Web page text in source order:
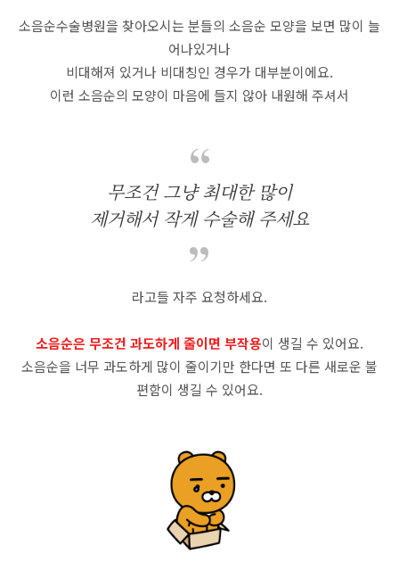
소음순수술병원을 찾아오시는 분들의 소음순 모양을 보면 많이 늘
어나있거나
비대해져 있거나 비대칭인 경우가 대부분이에요.
이런 소음순의 모양이 마음에 들지 않아 내원해 주셔서
무조건 그냥 최대한 많이
제거해서 작게 수술해 주세요
라고들 자주 요청하세요.
소음순은 무조건 과도하게 줄이면 부작용이 생길 수 있어요.
소음순을 너무 과도하게 많이 줄이기만 한다면 또 다른 새로운 불
편함이 생길 수 있어요.